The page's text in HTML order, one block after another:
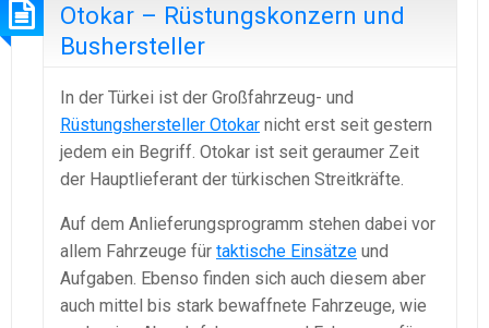
Otokar – Rüstungskonzern und
Bushersteller
In der Türkei ist der Großfahrzeug- und
Rüstungshersteller Otokar nicht erst seit gestern
jedem ein Begriff. Otokar ist seit geraumer Zeit
der Hauptlieferant der türkischen Streitkräfte.
Auf dem Anlieferungsprogramm stehen dabei vor
allem Fahrzeuge für taktische Einsätze und
Aufgaben. Ebenso finden sich auch diesem aber
auch mittel bis stark bewaffnete Fahrzeuge, wie